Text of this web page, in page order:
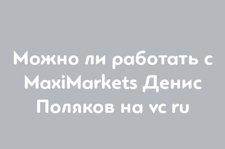
Можно ли работать с
MaxiMarkets Денис
Поляков на vc ru